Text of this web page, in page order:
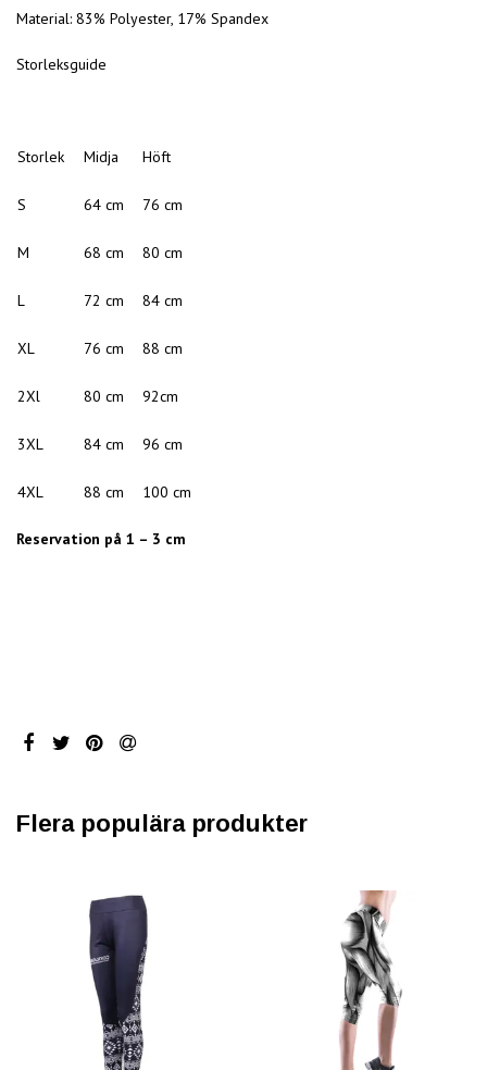
Material: 83% Polyester, 17% Spandex
Storleksguide
Storlek Midja Höft
S 64 cm 76 cm
M 68 cm 80 cm
L 72 cm 84 cm
XL 76 cm 88 cm
2Xl 80 cm 92cm
3XL 84 cm 96 cm
4XL 88 cm 100 cm
Reservation på 1 – 3 cm
Flera populära produkter